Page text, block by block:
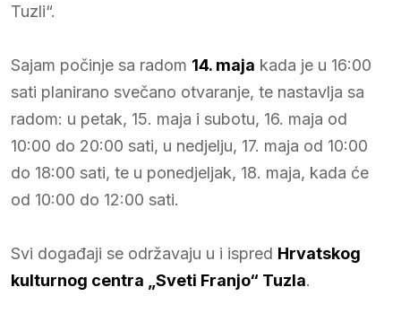
Tuzli“.
Sajam počinje sa radom 14. maja kada je u 16:00
sati planirano svečano otvaranje, te nastavlja sa
radom: u petak, 15. maja i subotu, 16. maja od
10:00 do 20:00 sati, u nedjelju, 17. maja od 10:00
do 18:00 sati, te u ponedjeljak, 18. maja, kada će
od 10:00 do 12:00 sati.
Svi događaji se održavaju u i ispred Hrvatskog
kulturnog centra „Sveti Franjo“ Tuzla.